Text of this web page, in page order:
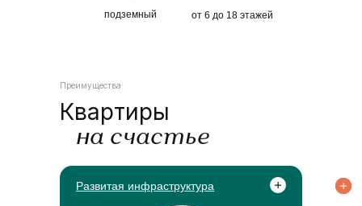
подземный от 6 до 18 этажей
Преимущества
Квартиры
на счастье
Развитая инфраструктура